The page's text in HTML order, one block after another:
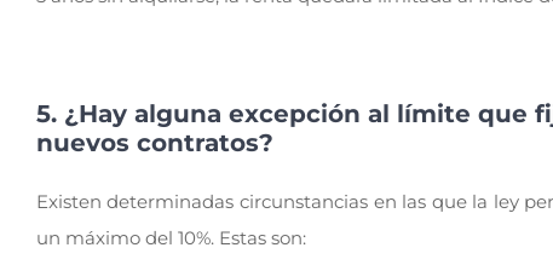
5. ¿Hay alguna excepción al límite que
nuevos contratos?
Existen determinadas circunstancias en las que la ley
un máximo del 10%. Estas son: